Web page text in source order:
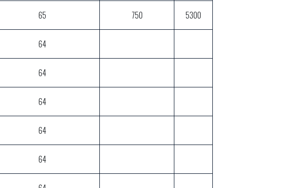
65 750
5300
64
64
64
64
64